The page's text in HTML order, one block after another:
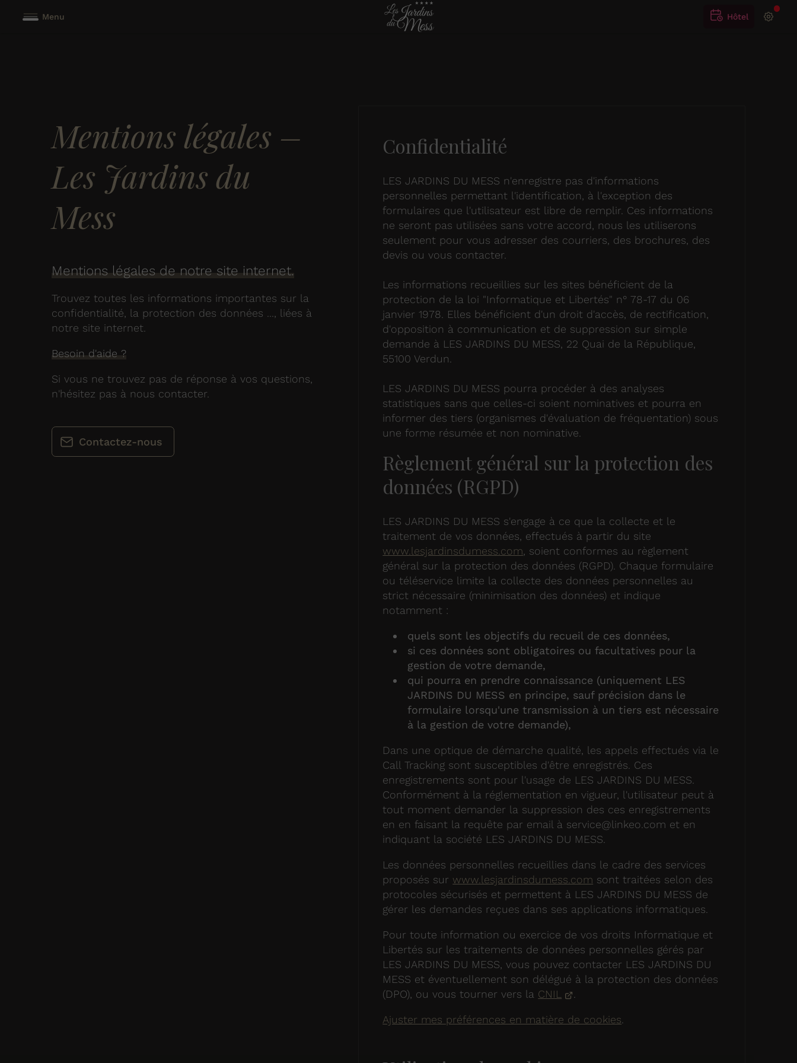
Menu Hôtel
Mentions légales –
Les Jardins du
Mess
Mentions légales de notre site internet.
Trouvez toutes les informations importantes sur la
confidentialité, la protection des données ..., liées à
notre site internet.
Besoin d'aide ?
Si vous ne trouvez pas de réponse à vos questions,
n'hésitez pas à nous contacter.
Contactez-nous
Confidentialité
LES JARDINS DU MESS n'enregistre pas d'informations
personnelles permettant l'identification, à l'exception des
formulaires que l'utilisateur est libre de remplir. Ces informations
ne seront pas utilisées sans votre accord, nous les utiliserons
seulement pour vous adresser des courriers, des brochures, des
devis ou vous contacter.
Les informations recueillies sur les sites bénéficient de la
protection de la loi "Informatique et Libertés" n° 78-17 du 06
janvier 1978. Elles bénéficient d'un droit d'accès, de rectification,
d'opposition à communication et de suppression sur simple
demande à LES JARDINS DU MESS, 22 Quai de la République,
55100 Verdun.
LES JARDINS DU MESS pourra procéder à des analyses
statistiques sans que celles-ci soient nominatives et pourra en
informer des tiers (organismes d'évaluation de fréquentation) sous
une forme résumée et non nominative.
Règlement général sur la protection des
données (RGPD)
LES JARDINS DU MESS s'engage à ce que la collecte et le
traitement de vos données, effectués à partir du site
www.lesjardinsdumess.com, soient conformes au règlement
général sur la protection des données (RGPD). Chaque formulaire
ou téléservice limite la collecte des données personnelles au
strict nécessaire (minimisation des données) et indique
notamment :
quels sont les objectifs du recueil de ces données,
si ces données sont obligatoires ou facultatives pour la
gestion de votre demande,
qui pourra en prendre connaissance (uniquement LES
JARDINS DU MESS en principe, sauf précision dans le
formulaire lorsqu'une transmission à un tiers est nécessaire
à la gestion de votre demande),
Dans une optique de démarche qualité, les appels effectués via le
Call Tracking sont susceptibles d'être enregistrés. Ces
enregistrements sont pour l'usage de LES JARDINS DU MESS.
Conformément à la réglementation en vigueur, l'utilisateur peut à
tout moment demander la suppression des ces enregistrements
en en faisant la requête par email à service@linkeo.com et en
indiquant la société LES JARDINS DU MESS.
Les données personnelles recueillies dans le cadre des services
proposés sur www.lesjardinsdumess.com sont traitées selon des
protocoles sécurisés et permettent à LES JARDINS DU MESS de
gérer les demandes reçues dans ses applications informatiques.
Pour toute information ou exercice de vos droits Informatique et
Libertés sur les traitements de données personnelles gérés par
LES JARDINS DU MESS, vous pouvez contacter LES JARDINS DU
MESS et éventuellement son délégué à la protection des données
(DPO), ou vous tourner vers la CNIL .
Ajuster mes préférences en matière de cookies.